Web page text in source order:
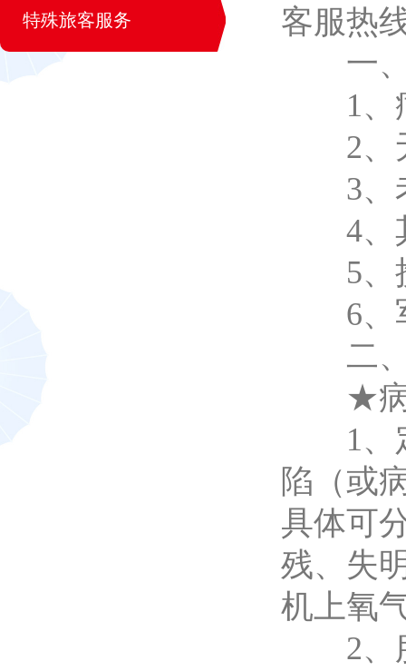
特殊旅客服务
客服热
一、
1、
2、无
3、老
4、其
5、携
6、
二、
★病
1、定
陷（或
具体可
残、失
机上氧
2、